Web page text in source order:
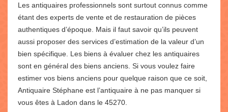
Les antiquaires professionnels sont surtout connus comme
étant des experts de vente et de restauration de pièces
authentiques d’époque. Mais il faut savoir qu’ils peuvent
aussi proposer des services d’estimation de la valeur d’un
bien spécifique. Les biens à évaluer chez les antiquaires
sont en général des biens anciens. Si vous voulez faire
estimer vos biens anciens pour quelque raison que ce soit,
Antiquaire Stéphane est l’antiquaire à ne pas manquer si
vous êtes à Ladon dans le 45270.